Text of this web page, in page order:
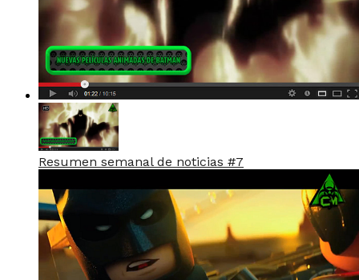
Resumen semanal de noticias #7